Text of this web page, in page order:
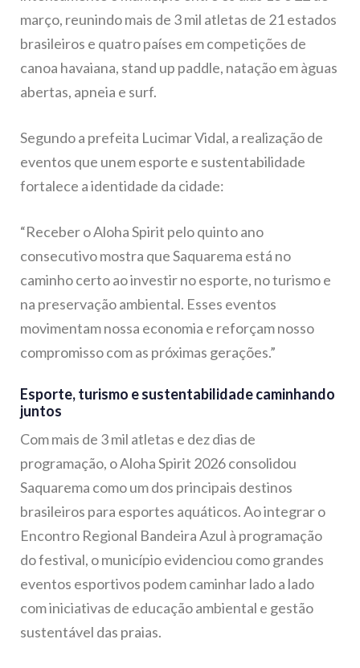
março, reunindo mais de 3 mil atletas de 21 estados
brasileiros e quatro países em competições de
canoa havaiana, stand up paddle, natação em àguas
abertas, apneia e surf.
Segundo a prefeita Lucimar Vidal, a realização de
eventos que unem esporte e sustentabilidade
fortalece a identidade da cidade:
“Receber o Aloha Spirit pelo quinto ano
consecutivo mostra que Saquarema está no
caminho certo ao investir no esporte, no turismo e
na preservação ambiental. Esses eventos
movimentam nossa economia e reforçam nosso
compromisso com as próximas gerações.”
Esporte, turismo e sustentabilidade caminhando
juntos
Com mais de 3 mil atletas e dez dias de
programação, o Aloha Spirit 2026 consolidou
Saquarema como um dos principais destinos
brasileiros para esportes aquáticos. Ao integrar o
Encontro Regional Bandeira Azul à programação
do festival, o município evidenciou como grandes
eventos esportivos podem caminhar lado a lado
com iniciativas de educação ambiental e gestão
sustentável das praias.